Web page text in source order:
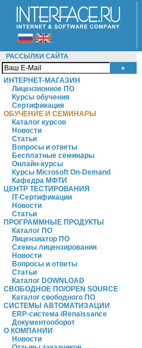
РАССЫЛКИ САЙТА
ИНТЕРНЕТ-МАГАЗИН
Лицензионное ПО
Курсы обучения
Сертификация
ОБУЧЕНИЕ И СЕМИНАРЫ
Каталог курсов
Новости
Статьи
Вопросы и ответы
Бесплатные семинары
Онлайн-курсы
Курсы Microsoft On-Demand
Кафедра МФТИ
ЦЕНТР ТЕСТИРОВАНИЯ
IT-Сертификации
Новости
Статьи
ПРОГРАММНЫЕ ПРОДУКТЫ
Каталог ПО
Лицензиатор ПО
Схемы лицензирования
Новости
Вопросы и ответы
Статьи
Каталог DOWNLOAD
СВОБОДНОЕ ПО/OPEN SOURCE
Каталог свободного ПО
СИСТЕМЫ АВТОМАТИЗАЦИИ
ERP-система iRenaissance
Документооборот
О КОМПАНИИ
Новости